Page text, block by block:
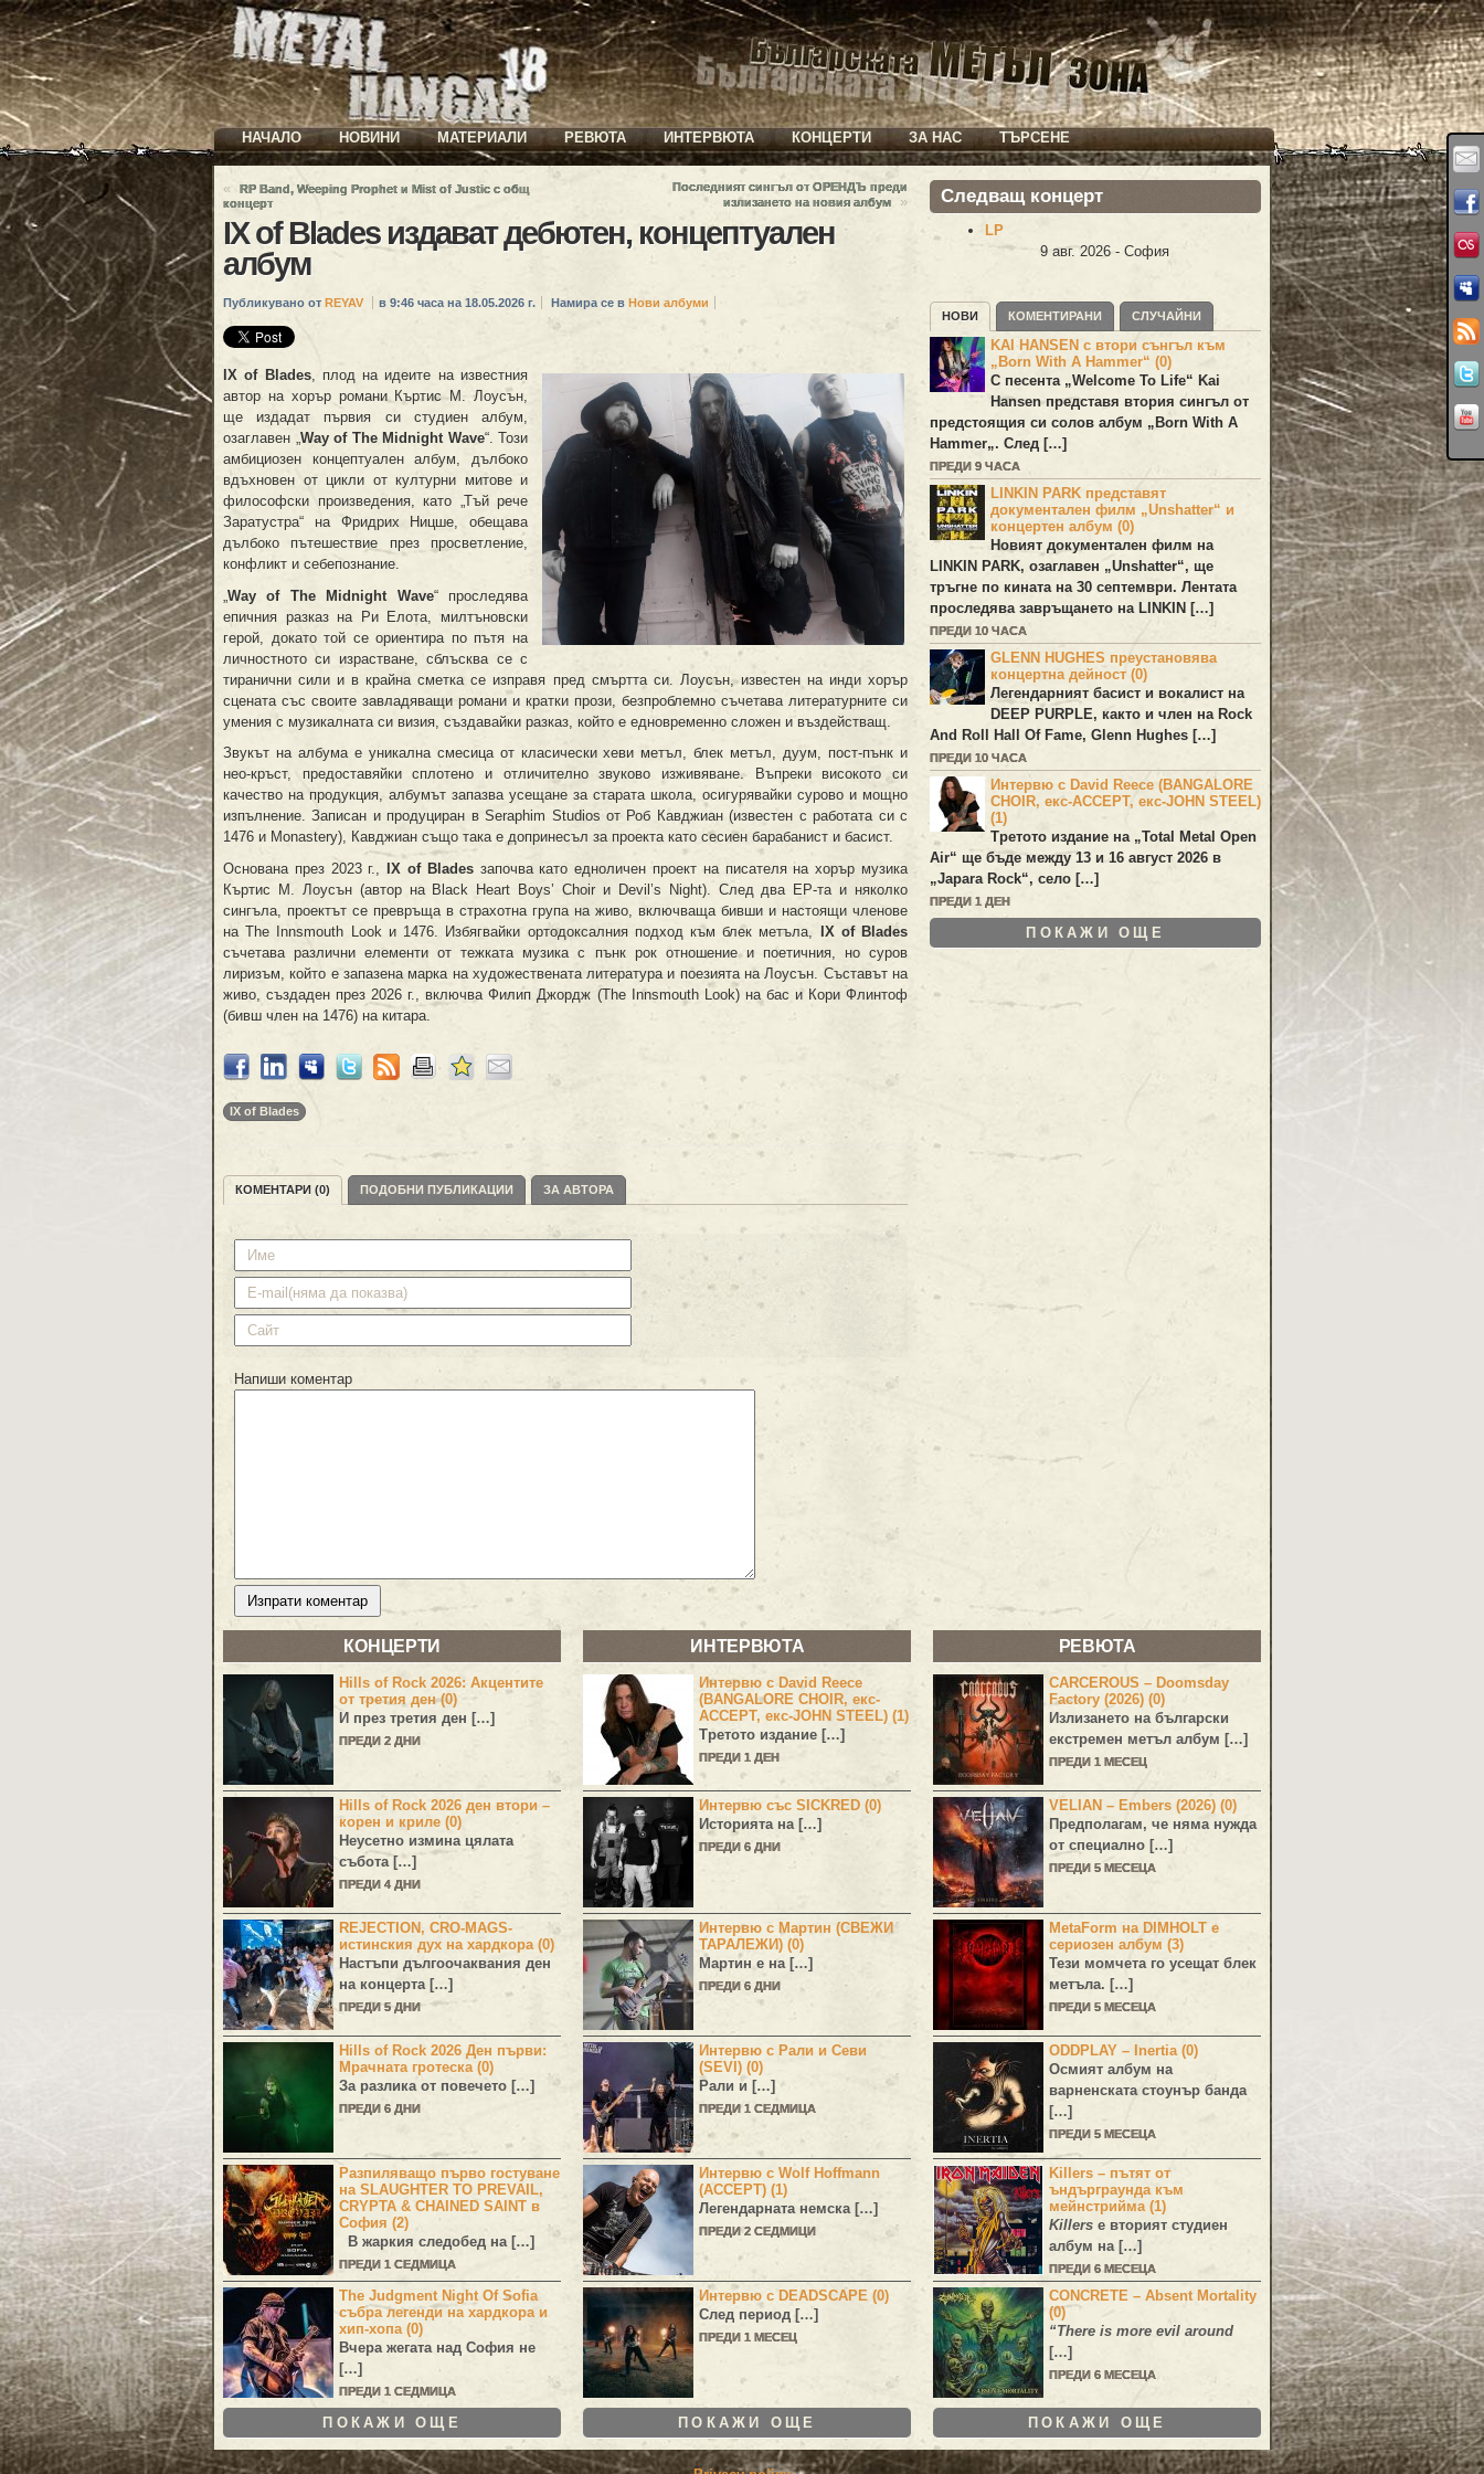
НАЧАЛО НОВИНИ МАТЕРИАЛИ РЕВЮТА ИНТЕРВЮТА КОНЦЕРТИ ЗА НАС ТЪРСЕНЕ
«
RP Band, Weeping Prophet и Mist of Justic с общ
концерт
Последният сингъл от ОРЕНДЪ преди
излизането на новия албум
»
IX of Blades издават дебютен, концептуален
албум
Публикувано от REYAV в 9:46 часа на 18.05.2026 г. Намира се в Нови албуми
IX of Blades, плод на идеите на известния
автор на хорър романи Къртис М. Лоусън,
ще издадат първия си студиен албум,
озаглавен „ Way of The Midnight Wave“. Този
амбициозен концептуален албум, дълбоко
вдъхновен от цикли от културни митове и
философски произведения, като „Тъй рече
Заратустра“ на Фридрих Ницше, обещава
дълбоко пътешествие през просветление,
конфликт и себепознание.
Way of The Midnight Wave“ проследява
епичния разказ на Ри Елота, милтъновски
герой, докато той се ориентира по пътя на
личностното си израстване, сблъсква се с
тиранични сили и в крайна сметка се изправя пред смъртта си. Лоусън, известен на инди хорър
сцената със своите завладяващи романи и кратки прози, безпроблемно съчетава литературните си
умения с музикалната си визия, създавайки разказ, който е едновременно сложен и въздействащ.
Звукът на албума е уникална смесица от класически хеви метъл, блек метъл, дуум, пост-пънк и
нео-кръст, предоставяйки сплотено и отличително звуково изживяване. Въпреки високото си
качество на продукция, албумът запазва усещане за старата школа, осигурявайки сурово и мощно
изпълнение. Записан и продуциран в Seraphim Studios от Роб Кавджиан (известен с работата си с
1476 и Monastery), Кавджиан също така е допринесъл за проекта като сесиен барабанист и басист.
Основана през 2023 г., IX of Bladesзапочва като едноличен проект на писателя на хорър музика
Къртис М. Лоусън (автор на Black Heart Boys’ Choir и Devil’s Night). След два EP-та и няколко
сингъла, проектът се превръща в страхотна група на живо, включваща бивши и настоящи членове
на The Innsmouth Look и 1476. Избягвайки ортодоксалния подход към блек метъла,
IX of Blades
съчетава различни елементи от тежката музика с пънк рок отношение и поетичния, но суров
лиризъм, който е запазена марка на художествената литература и поезията на Лоусън. Съставът на
живо, създаден през 2026 г., включва Филип Джордж (The Innsmouth Look) на бас и Кори Флинтоф
(бивш член на 1476) на китара.
IX of Blades
КОМЕНТАРИ (0) ПОДОБНИ ПУБЛИКАЦИИ ЗА АВТОРА
Напиши коментар
Следващ концерт
LP
9 авг. 2026 - София
НОВИ КОМЕНТИРАНИ СЛУЧАЙНИ
KAI HANSEN с втори сънгъл към
„Born With A Hammer“ (0)
С песента „Welcome To Life“ Kai
Hansenпредставя втория сингъл от
предстоящия си солов албум „ Born With A
Hammer„. След […]
ПРЕДИ 9 ЧАСА
LINKIN PARK представят
документален филм „Unshatter“ и
концертен албум (0)
Новият документален филм на
LINKIN PARK, озаглавен „Unshatter“, ще
тръгне по кината на 30 септември. Лентата
проследява завръщането наLINKIN […]
ПРЕДИ 10 ЧАСА
GLENN HUGHES преустановява
концертна дейност (0)
Легендарният басист и вокалист на
DEEP PURPLE, както и член на Rock
And Roll Hall Of Fame, Glenn Hughes […]
ПРЕДИ 10 ЧАСА
Интервю с David Reece (BANGALORE
CHOIR, екс-ACCEPT, екс-JOHN STEEL)
(1)
Третото издание на „Total Metal Open
Air“ ще бъде между 13 и 16 август 2026 в
„Japara Rock“, село […]
ПРЕДИ 1 ДЕН
ПОКАЖИ ОЩЕ
КОНЦЕРТИ
Hills of Rock 2026: Акцентите
от третия ден (0)
И през третия ден […]
ПРЕДИ 2 ДНИ
Hills of Rock 2026 ден втори –
корен и криле (0)
Неусетно измина цялата
събота […]
ПРЕДИ 4 ДНИ
REJECTION, CRO-MAGS-
истинския дух на хардкора (0)
Настъпи дългоочаквания ден
на концерта […]
ПРЕДИ 5 ДНИ
Hills of Rock 2026 Ден първи:
Мрачната гротеска (0)
За разлика от повечето […]
ПРЕДИ 6 ДНИ
Разпиляващо първо гостуване
на SLAUGHTER TO PREVAIL,
CRYPTA & CHAINED SAINT в
София (2)
В жаркия следобед на […]
ПРЕДИ 1 СЕДМИЦА
The Judgment Night Of Sofia
събра легенди на хардкора и
хип-хопа (0)
Вчера жегата над София не
[…]
ПРЕДИ 1 СЕДМИЦА
ПОКАЖИ ОЩЕ
ИНТЕРВЮТА
Интервю с David Reece
(BANGALORE CHOIR, екс-
ACCEPT, екс-JOHN STEEL) (1)
Третото издание […]
ПРЕДИ 1 ДЕН
Интервю със SICKRED (0)
Историята на […]
ПРЕДИ 6 ДНИ
Интервю с Мартин (СВЕЖИ
ТАРАЛЕЖИ) (0)
Мартин е на […]
ПРЕДИ 6 ДНИ
Интервю с Рали и Севи
(SEVI) (0)
Рали и […]
ПРЕДИ 1 СЕДМИЦА
Интервю с Wolf Hoffmann
(ACCEPT) (1)
Легендарната немска […]
ПРЕДИ 2 СЕДМИЦИ
Интервю с DEADSCAPE (0)
След период […]
ПРЕДИ 1 МЕСЕЦ
ПОКАЖИ ОЩЕ
РЕВЮТА
CARCEROUS – Doomsday
Factory (2026) (0)
Излизането на български
екстремен метъл албум […]
ПРЕДИ 1 МЕСЕЦ
VELIAN – Embers (2026) (0)
Предполагам, че няма нужда
от специално […]
ПРЕДИ 5 МЕСЕЦА
MetaForm на DIMHOLT е
сериозен албум (3)
Тези момчета го усещат блек
метъла. […]
ПРЕДИ 5 МЕСЕЦА
ODDPLAY – Inertia (0)
Осмият албум на
варненската стоунър банда
[…]
ПРЕДИ 5 МЕСЕЦА
Killers – пътят от
ъндърграунда към
мейнстрийма (1)
Killers е вторият студиен
албум на […]
ПРЕДИ 6 МЕСЕЦА
CONCRETE – Absent Mortality
(0)
“There is more evil around
[…]
ПРЕДИ 6 МЕСЕЦА
ПОКАЖИ ОЩЕ